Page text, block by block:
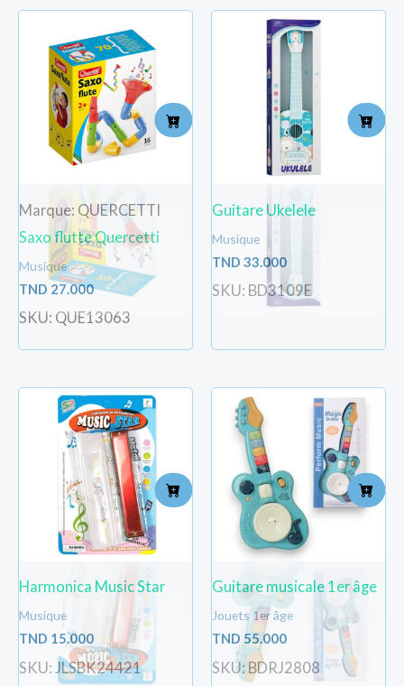
Marque: QUERCETTI
Saxo flutte Quercetti
Musique
TND 27.000
SKU: QUE13063
Guitare Ukelele
Musique
TND 33.000
SKU: BD3109E
Harmonica Music Star
Musique
TND 15.000
SKU: JLSBK24421
Guitare musicale 1er âge
Jouets 1er âge
TND 55.000
SKU: BDRJ2808